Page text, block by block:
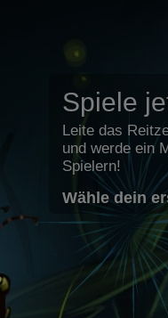
Spiele
Leite das
und werde ein
Spielern!
Wähle dein